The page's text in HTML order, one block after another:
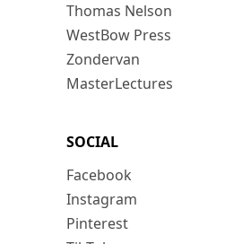
Thomas Nelson
WestBow Press
Zondervan
MasterLectures
SOCIAL
Facebook
Instagram
Pinterest